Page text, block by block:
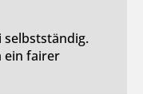
selbstständig.
ein fairer